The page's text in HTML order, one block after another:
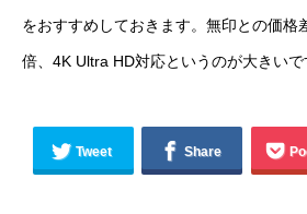
をおすすめしておきます。無印との価格
倍、4K Ultra HD対応というのが大きいで
Tweet Share